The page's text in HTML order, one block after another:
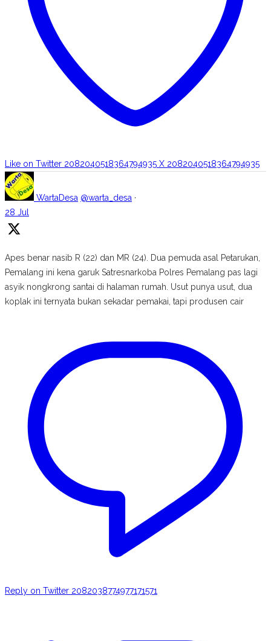
Like on Twitter 2082040518364794935 X 2082040518364794935
WartaDesa @warta_desa ·
28 Jul
Apes benar nasib R (22) dan MR (24). Dua pemuda asal Petarukan,
Pemalang ini kena garuk Satresnarkoba Polres Pemalang pas lagi
asyik nongkrong santai di halaman rumah. Usut punya usut, dua
koplak ini ternyata bukan sekadar pemakai, tapi produsen cair
Reply on Twitter 2082038774977171571